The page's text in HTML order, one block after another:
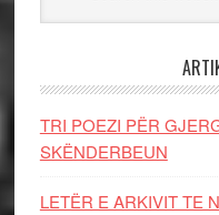
TRI POEZI PËR
SKËNDERBEUN
LETËR E ARKIVIT TE